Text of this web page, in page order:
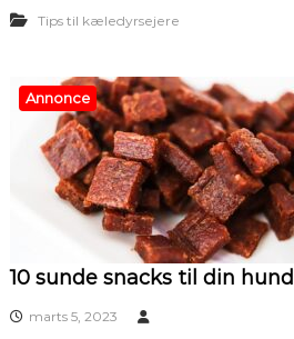
Tips til kæledyrsejere
Annonce
10 sunde snacks til din hund
marts 5, 2023